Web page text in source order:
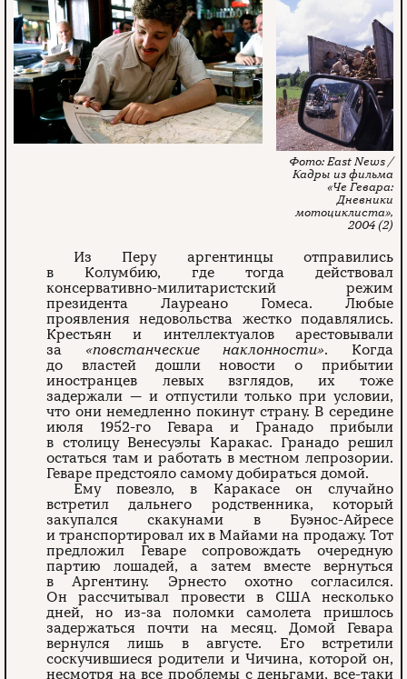
East News /
Кадры из фильма
«Че Гевара:
Дневники
мотоциклиста»,
2004 (2)
Из Перу аргентинцы отправились
в Колумбию, где тогда действовал
консервативно-милитаристский режим
президента Лауреано Гомеса. Любые
проявления недовольства жестко подавлялись.
Крестьян и интеллектуалов арестовывали
за «повстанческие наклонности». Когда
до властей дошли новости о прибытии
иностранцев левых взглядов, их тоже
задержали — и отпустили только при условии,
что они немедленно покинут страну. В середине
июля 1952-го Гевара и Гранадо прибыли
в столицу Венесуэлы Каракас. Гранадо решил
остаться там и работать в местном лепрозории.
Геваре предстояло самому добираться домой.
Ему повезло, в Каракасе он случайно
встретил дальнего родственника, который
закупался скакунами в Буэнос-Айресе
и транспортировал их в Майами на продажу. Тот
предложил Геваре сопровождать очередную
партию лошадей, а затем вместе вернуться
в Аргентину. Эрнесто охотно согласился.
Он рассчитывал провести в США несколько
дней, но из-за поломки самолета пришлось
задержаться почти на месяц. Домой Гевара
вернулся лишь в августе. Его встретили
соскучившиеся родители и Чичина, которой он,
несмотря на все проблемы с деньгами, все-таки